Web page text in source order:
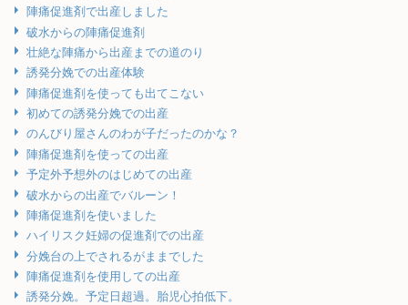
陣痛促進剤で出産しました
破水からの陣痛促進剤
壮絶な陣痛から出産までの道のり
誘発分娩での出産体験
陣痛促進剤を使っても出てこない
初めての誘発分娩での出産
のんびり屋さんのわが子だったのかな？
陣痛促進剤を使っての出産
予定外予想外のはじめての出産
破水からの出産でバルーン！
陣痛促進剤を使いました
ハイリスク妊婦の促進剤での出産
分娩台の上でされるがままでした
陣痛促進剤を使用しての出産
誘発分娩。予定日超過。胎児心拍低下。